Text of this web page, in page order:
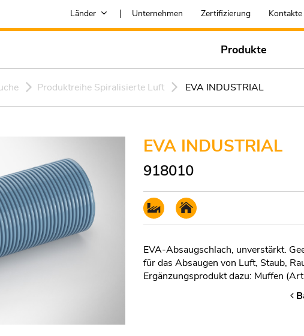
Länder Unternehmen Zertifizierung Kontakte
Produkte
Produktreihe Spiralisierte Luft EVA INDUSTRIAL
EVA INDUSTRIAL
918010
EVA-Absaugschlach, unverstärkt.
für das Absaugen von Luft, Staub,
Ergänzungsprodukt dazu: Muffen